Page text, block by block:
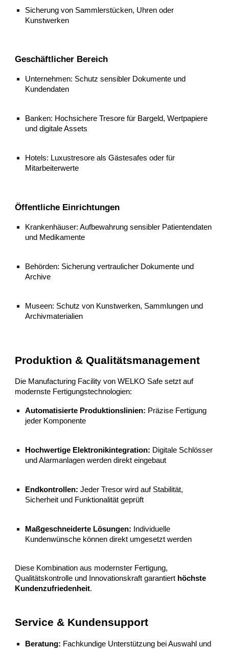
Sicherung von Sammlerstücken, Uhren oder
Kunstwerken
Geschäftlicher Bereich
Unternehmen: Schutz sensibler Dokumente und
Kundendaten
Banken: Hochsichere Tresore für Bargeld, Wertpapiere
und digitale Assets
Hotels: Luxustresore als Gästesafes oder für
Mitarbeiterwerte
Öffentliche Einrichtungen
Krankenhäuser: Aufbewahrung sensibler Patientendaten
und Medikamente
Behörden: Sicherung vertraulicher Dokumente und
Archive
Museen: Schutz von Kunstwerken, Sammlungen und
Archivmaterialien
Produktion & Qualitätsmanagement
Die Manufacturing Facility von WELKO Safe setzt auf
modernste Fertigungstechnologien:
Automatisierte Produktionslinien: Präzise Fertigung
jeder Komponente
Hochwertige Elektronikintegration: Digitale Schlösser
und Alarmanlagen werden direkt eingebaut
Endkontrollen: Jeder Tresor wird auf Stabilität,
Sicherheit und Funktionalität geprüft
Maßgeschneiderte Lösungen: Individuelle
Kundenwünsche können direkt umgesetzt werden
Diese Kombination aus modernster Fertigung,
Qualitätskontrolle und Innovationskraft garantiert höchste
Kundenzufriedenheit.
Service & Kundensupport
Beratung: Fachkundige Unterstützung bei Auswahl und